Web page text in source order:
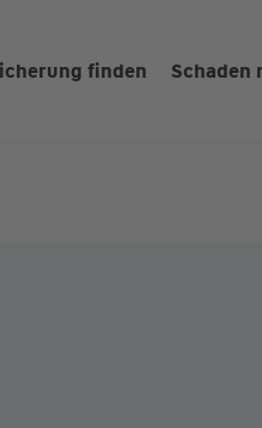
finden Schaden